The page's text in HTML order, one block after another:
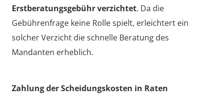
Erstberatungsgebühr verzichtet. Da die
Gebührenfrage keine Rolle spielt, erleichtert ein
solcher Verzicht die schnelle Beratung des
Mandanten erheblich.
Zahlung der Scheidungskosten in Raten